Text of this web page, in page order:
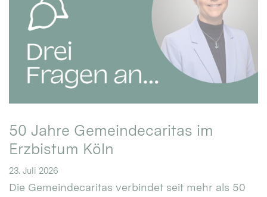
50 Jahre Gemeindecaritas im
Erzbistum Köln
23. Juli 2026
Die Gemeindecaritas verbindet seit mehr als 50